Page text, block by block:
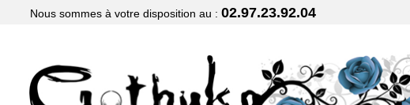
Nous sommes à votre disposition au :02.97.23.92.04